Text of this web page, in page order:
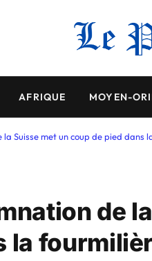
AFRIQUE MOYEN-
Suisse met un coup de pied dans
de
la